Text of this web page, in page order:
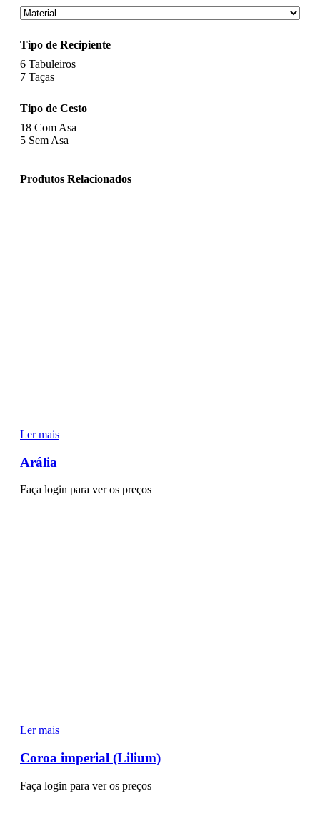
Tipo de Recipiente
6 Tabuleiros
7 Taças
Tipo de Cesto
18 Com Asa
5 Sem Asa
Produtos Relacionados
Ler mais
Arália
Faça login para ver os preços
Ler mais
Coroa imperial (Lilium)
Faça login para ver os preços